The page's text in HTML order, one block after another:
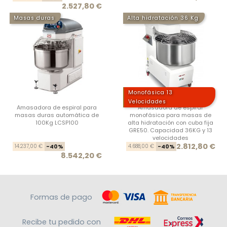
2.527,80 €
Masas duras
Amasadora de espiral para
masas duras automática de
100Kg LCSP100
Precio base
14.237,00 € -40%
8.542,20 €
Alta hidratación 36 Kg
Monofásica 13
Velocidades
Amasadora de espiral
monofásica para masas de
alta hidratación con cuba fija
GRE50. Capacidad 36KG y 13
velocidades
4.688,00 € -40% 2.812,80 €
Formas de pago
Recibe tu pedido con